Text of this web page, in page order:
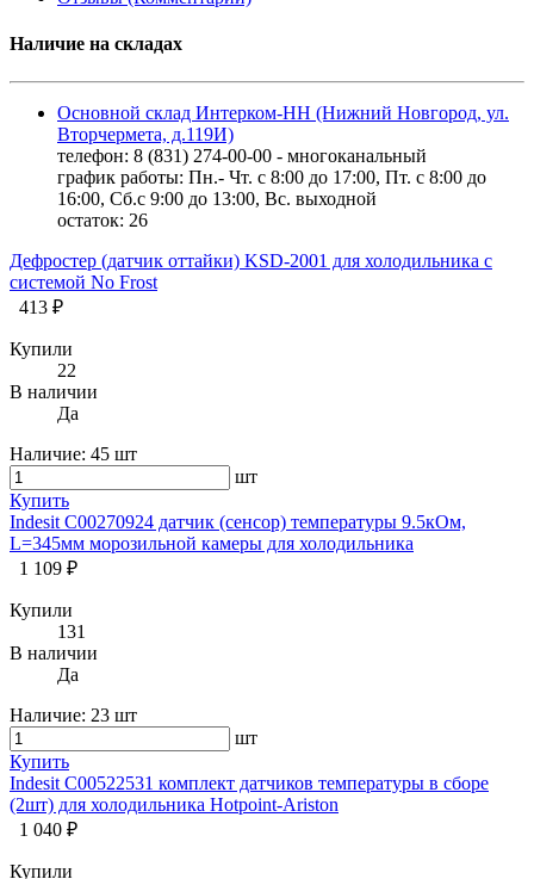
Наличие на складах
Основной склад Интерком-НН (Нижний Новгород, ул.
Вторчермета, д.119И)
телефон: 8 (831) 274-00-00 - многоканальный
график работы: Пн.- Чт. с 8:00 до 17:00, Пт. с 8:00 до
16:00, Сб.с 9:00 до 13:00, Вс. выходной
остаток: 26
Дефростер (датчик оттайки) KSD-2001 для холодильника с
системой No Frost
413 ₽
Купили
22
В наличии
Да
Наличие: 45 шт
шт
Купить
Indesit C00270924 датчик (сенсор) температуры 9.5кОм,
L=345мм морозильной камеры для холодильника
1 109 ₽
Купили
131
В наличии
Да
Наличие: 23 шт
шт
Купить
Indesit C00522531 комплект датчиков температуры в сборе
(2шт) для холодильника Hotpoint-Ariston
1 040 ₽
Купили